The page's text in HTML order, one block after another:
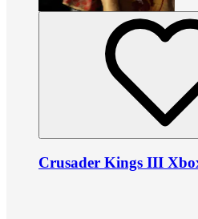
Crusader Kings III